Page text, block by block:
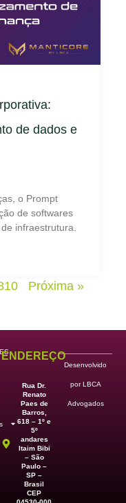
de dados e
o Prompt
de softwares
infraestrutura.
Próxima »
ENDEREÇO
Rua Dr.
Renato
Paes de
Barros,
618 – 1º e
5º
andares
Itaim Bibi
– São
Paulo –
SP –
Brasil
CEP
Desenvolvido
por LBCA
Advogados